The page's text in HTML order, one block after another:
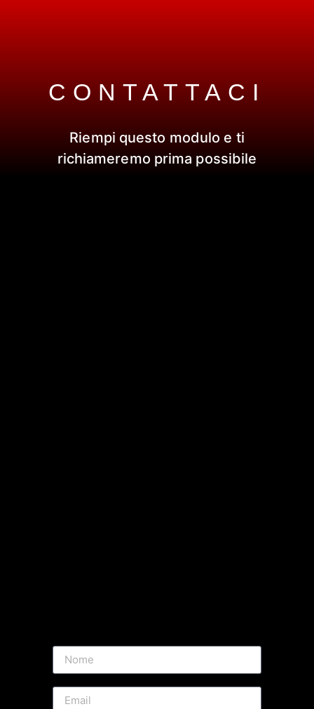
CONTATTACI
Riempi questo modulo e ti
richiameremo prima possibile